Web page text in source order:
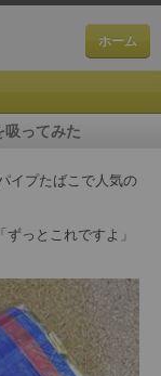
ホーム
吸ってみた
イプたばこで人気の
っとこれですよ」